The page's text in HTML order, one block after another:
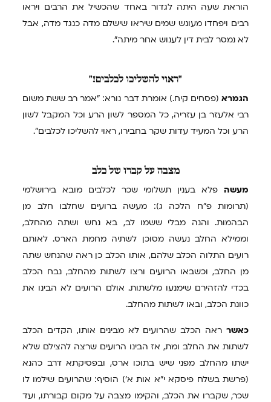
הוראת שעה היתה לגדור באחד שהכשיל את הרבים ויראו
רבים ויפחדו מעונש שמים שיראו שישלם מדה כנגד מדה, אבל
לא נמסר לבית דין לענוש אחר מיתה".
"ראוי להשליכו לכלבים!"
הגמרא (פסחים קיח.) אומרת דבר נורא: "אמר רב ששת משום
רבי אלעזר בן עזריה, כל המספר לשון הרע וכל המקבל לשון
הרע וכל המעיד עדות שקר בחבירו, ראוי להשליכו לכלבים".
מצבה על קברו של כלב
מעשה פלא בענין תשלומי שכר לכלבים מובא בירושלמי
(תרומות פ"ח הלכה ג): מעשה ברועים שחלבו חלב מן
הבהמות. והנה מבלי ששמו לב, בא נחש ושתה מהחלב,
וממילא החלב נעשה מסוכן לשתיה מחמת הארס. לאותם
רועים התלוה הכלב שלהם, אותו הכלב כן ראה שהנחש שתה
מן החלב, וכשבאו הרועים ורצו לשתות מהחלב, נבח הכלב
בכדי להזהירם שימנעו מלשתות. אולם הרועים לא הבינו את
כוונת הכלב, ובאו לשתות מהחלב.
כאשר ראה הכלב שהרועים לא מבינים אותו, הקדים הכלב
לשתות את החלב ומת, אז הבינו הרועים שרצה להצילם שלא
ישתו מהחלב מפני שיש בתוכו ארס, ובפסיקתא דרב כהנא
(פרשת בשלח פיסקא י"א אות א') הוסיף: שהרועים שילמו לו
שכר, שקברו את הכלב, והקימו מצבה על מקום קבורתו, ועד